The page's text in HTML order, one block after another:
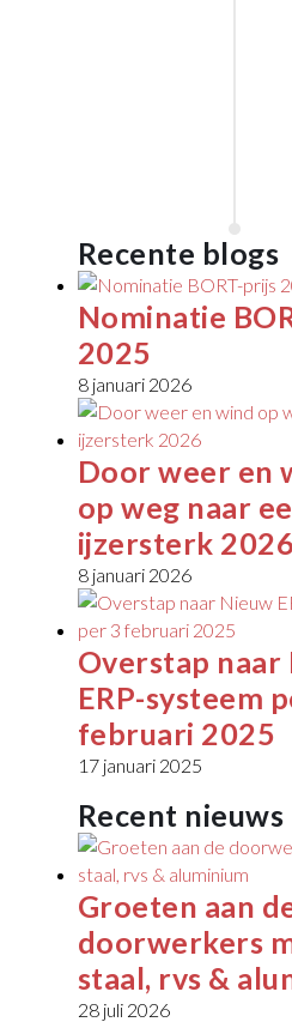
Recente blogs
Nominatie
2025
8 januari 2026
Door weer en
op weg naar
ijzersterk 2026
8 januari 2026
Overstap naar
ERP-systeem
februari 2025
17 januari 2025
Recent nieuws
Groeten aan
doorwerkers
staal, rvs &
28 juli 2026